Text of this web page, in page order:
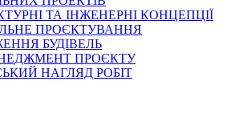
ТА ІНЖЕНЕРНІ КОНЦЕПЦІЇ
ПРОЄКТУВАННЯ
БУДІВЕЛЬ
ПРОЄКТУ
НАГЛЯД РОБІТ